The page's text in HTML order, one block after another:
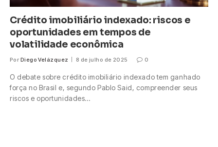
Crédito imobiliário indexado: riscos e
oportunidades em tempos de
volatilidade econômica
Por Diego Velázquez 8 de julho de 2025 0
O debate sobre crédito imobiliário indexado tem ganhado
força no Brasil e, segundo Pablo Said, compreender seus
riscos e oportunidades…